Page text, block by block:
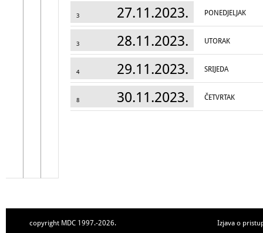
3 27.11.2023. PONEDJELJAK
3 28.11.2023. UTORAK
4 29.11.2023. SRIJEDA
8 30.11.2023. ČETVRTAK
copyright MDC 1997.-2026. Izjava o